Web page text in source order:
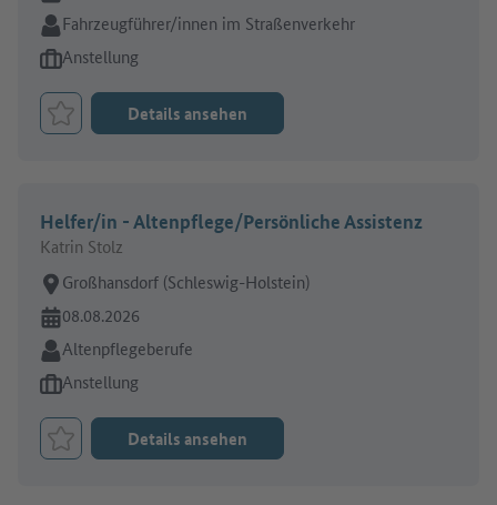
Branche:
Fahrzeugführer/innen im Straßenverkehr
Art des Jobangebots:
Anstellung
Job merken
Details ansehen
Helfer/in - Altenpflege/Persönliche Assistenz
Katrin Stolz
Arbeitsort:
Großhansdorf (Schleswig-Holstein)
Online seit:
08.08.2026
Branche:
Altenpflegeberufe
Art des Jobangebots:
Anstellung
Job merken
Details ansehen